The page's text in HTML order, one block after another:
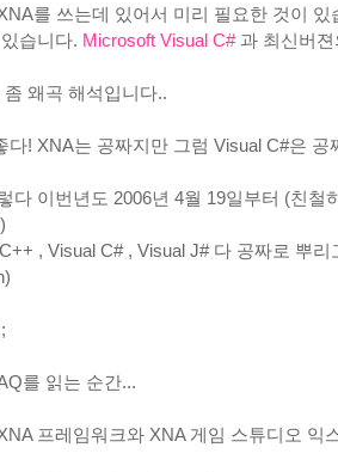
를 쓰는데 있어서 미리 필요한 것이 있
습니다. Microsoft Visual C#과 최신버젼
좀 왜곡 해석입니다..
다! XNA는 공짜지만 그럼 Visual C#은
다 이번년도 2006년 4월 19일부터 (친철
, Visual C# , Visual J# 다 공짜로 뿌
를 읽는 순간...
프레임워크와 XNA 게임 스튜디오 익